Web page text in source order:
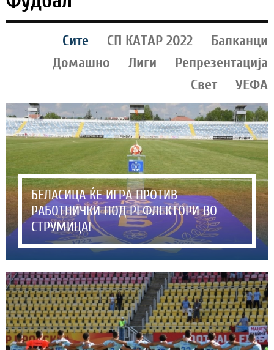
Сите СП КАТАР 2022
Балканци
Домашно
Лиги
Репрезентација
Свет
УЕФА
БЕЛАСИЦА ЌЕ ИГРА ПРОТИВ
РАБОТНИЧКИ ПОД РЕФЛЕКТОРИ ВО
СТРУМИЦА!